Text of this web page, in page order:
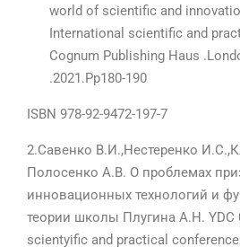
world of scientific and
International scientific and
Cognum Publishing Haus
.2021.Pp180-190
ISBN 978-92-9472-197-7
2.Савенко В.И.,Нестеренко
Полосенко А.В. О проблемах
инновационных технологий и
теории школы Плугина А.Н. YDC
scientyific and practical